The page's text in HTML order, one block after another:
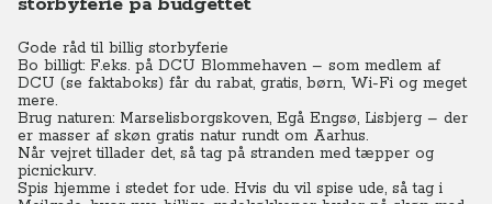
Gode råd til billig storbyferie
Bo billigt: F.eks. på DCU Blommehaven – som medlem af
DCU (se faktaboks) får du rabat, gratis, børn, Wi-Fi og meget
mere.
Brug naturen: Marselisborgskoven, Egå Engsø, Lisbjerg – der
er masser af skøn gratis natur rundt om Aarhus.
Når vejret tillader det, så tag på stranden med tæpper og
picnickurv.
Spis hjemme i stedet for ude. Hvis du vil spise ude, så tag i